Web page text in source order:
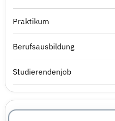
Praktikum
Berufsausbildung
Studierendenjob
Karrierewelten